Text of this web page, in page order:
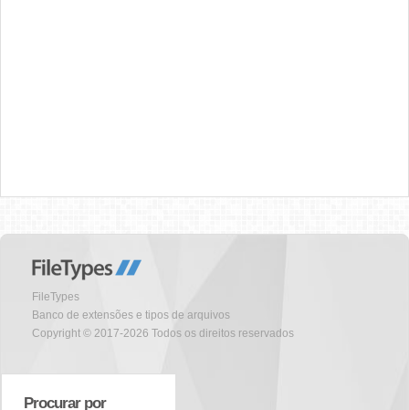
FileTypes
Banco de extensões e tipos de arquivos
Copyright © 2017-2026 Todos os direitos reservados
Procurar por